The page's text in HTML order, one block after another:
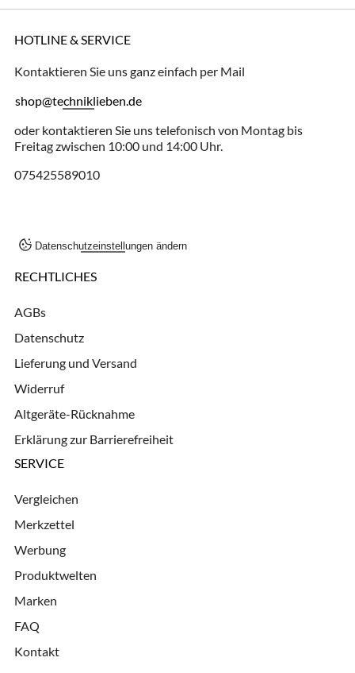
HOTLINE & SERVICE
Kontaktieren Sie uns ganz einfach per Mail
shop@techniklieben.de
oder kontaktieren Sie uns telefonisch von Montag bis
Freitag zwischen 10:00 und 14:00 Uhr.
075425589010
Datenschutzeinstellungen ändern
RECHTLICHES
AGBs
Datenschutz
Lieferung und Versand
Widerruf
Altgeräte-Rücknahme
Erklärung zur Barrierefreiheit
SERVICE
Vergleichen
Merkzettel
Werbung
Produktwelten
Marken
FAQ
Kontakt